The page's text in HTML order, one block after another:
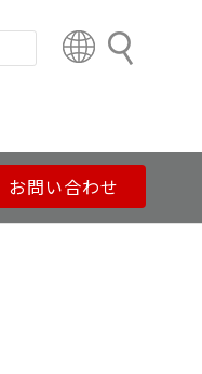
検
t
y
お問い合わせ